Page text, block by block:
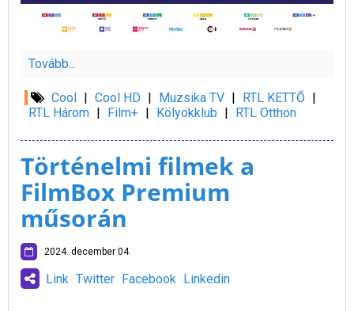
Tovább...
Cool | Cool HD | Muzsika TV | RTL KETTŐ |
RTL Három | Film+ | Kölyökklub | RTL Otthon
Történelmi filmek a
FilmBox Premium
műsorán
2024. december 04.
Link Twitter Facebook Linkedin